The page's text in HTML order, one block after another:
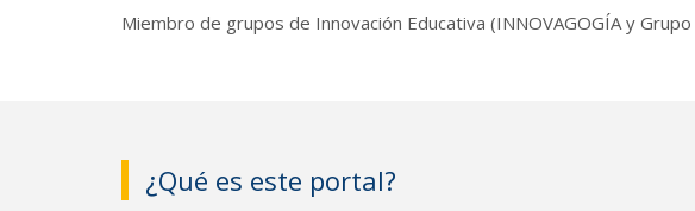
Miembro de grupos de Innovación Educativa (INNOVAGOGÍA y
¿Qué es este portal?